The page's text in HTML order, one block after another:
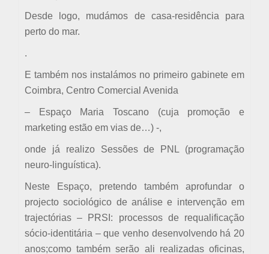
Desde logo, mudámos de casa-residência para
perto do mar.
.
E também nos instalámos no primeiro gabinete em
Coimbra, Centro Comercial Avenida
– Espaço Maria Toscano (cuja promoção e
marketing estão em vias de…) -,
onde já realizo Sessões de PNL (programação
neuro-linguística).
Neste Espaço, pretendo também aprofundar o
projecto sociológico de análise e intervenção em
trajectórias – PRSI: processos de requalificação
sócio-identitária – que venho desenvolvendo há 20
anos;como também serão ali realizadas oficinas,